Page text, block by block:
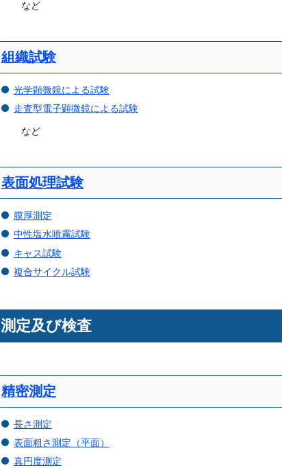
など
組織試験
光学顕微鏡による試験
走査型電子顕微鏡による試験
など
表面処理試験
膜厚測定
中性塩水噴霧試験
キャス試験
複合サイクル試験
測定及び検査
精密測定
長さ測定
表面粗さ測定（平面）
真円度測定